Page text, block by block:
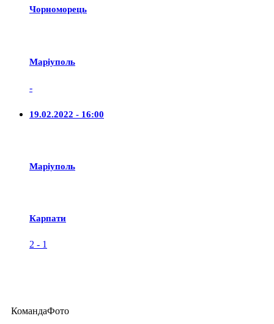
Чорноморець
Маріуполь
-
19.02.2022 - 16:00
Маріуполь
Карпати
2 - 1
КомандаФото